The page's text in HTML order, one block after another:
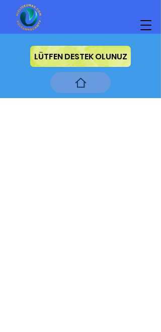
LÜTFEN DESTEK OLUNUZ